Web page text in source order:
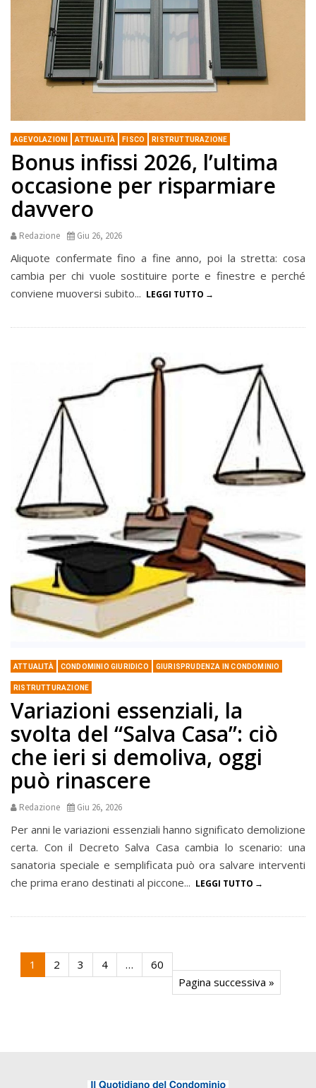
AGEVOLAZIONI ATTUALITÀ FISCO RISTRUTTURAZIONE
Bonus infissi 2026, l’ultima
occasione per risparmiare
davvero
Redazione Giu 26, 2026
Aliquote confermate fino a fine anno, poi la stretta: cosa
cambia per chi vuole sostituire porte e finestre e perché
conviene muoversi subito... LEGGI TUTTO
ATTUALITÀ CONDOMINIO GIURIDICO GIURISPRUDENZA IN CONDOMINIO
RISTRUTTURAZIONE
Variazioni essenziali, la
svolta del “Salva Casa”: ciò
che ieri si demoliva, oggi
può rinascere
Redazione Giu 26, 2026
Per anni le variazioni essenziali hanno significato demolizione
certa. Con il Decreto Salva Casa cambia lo scenario: una
sanatoria speciale e semplificata può ora salvare interventi
che prima erano destinati al piccone... LEGGI TUTTO
1 2 3 4 …
60
Pagina successiva »